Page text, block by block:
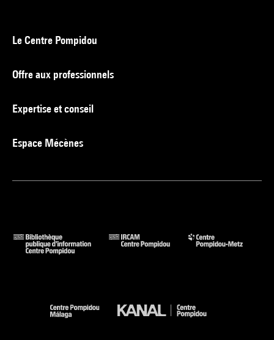
Le Centre Pompidou
Offre aux professionnels
Expertise et conseil
Espace Mécènes